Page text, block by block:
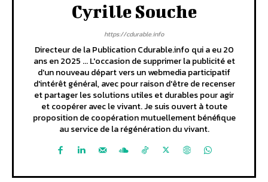
Cyrille Souche
https://cdurable.info
Directeur de la Publication Cdurable.info qui a eu 20
ans en 2025 ... L'occasion de supprimer la publicité et
d'un nouveau départ vers un webmedia participatif
d'intérêt général, avec pour raison d'être de recenser
et partager les solutions utiles et durables pour agir
et coopérer avec le vivant. Je suis ouvert à toute
proposition de coopération mutuellement bénéfique
au service de la régénération du vivant.